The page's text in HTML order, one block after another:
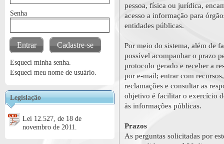
Senha
Entrar Cadastre-se
Esqueci minha senha.
Esqueci meu nome de usuário.
Legislação
Lei 12.527, de 18 de
novembro de 2011.
pessoa, física ou jurídica,
acesso a informação para
entidades públicas.
Por meio do sistema, além de
possível acompanhar o prazo
protocolo gerado e receber a
por e-mail; entrar com
reclamações e consultar as
objetivo é facilitar o exercício
às informações públicas.
Prazos
As perguntas solicitadas por